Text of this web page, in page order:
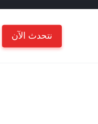
نتحدث الآن